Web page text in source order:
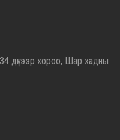
34 дүгээр хороо, Шар хадны